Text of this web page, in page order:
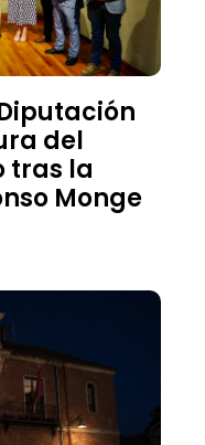
del
tras la
Monge